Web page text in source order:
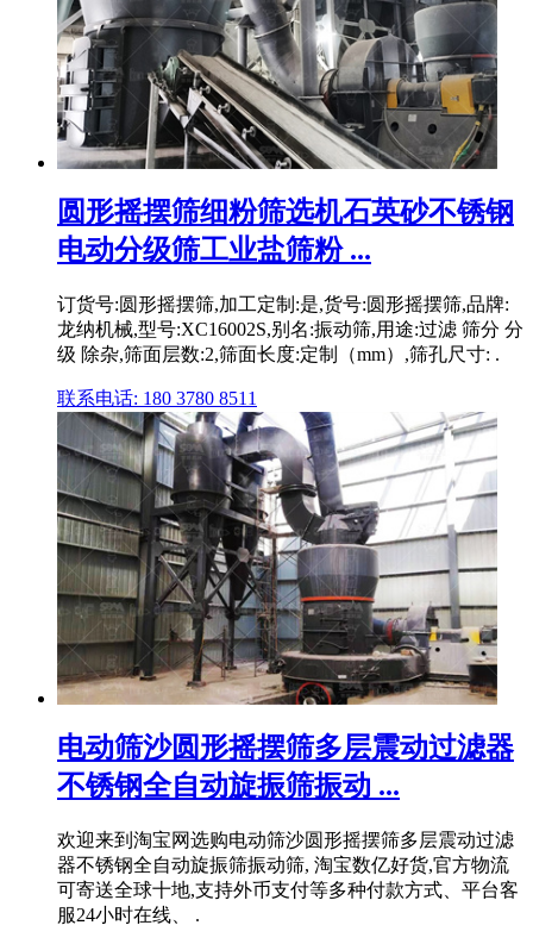
圆形摇摆筛细粉筛选机石英砂不锈钢
电动分级筛工业盐筛粉 ...
订货号:圆形摇摆筛,加工定制:是,货号:圆形摇摆筛,品牌:
龙纳机械,型号:XC16002S,别名:振动筛,用途:过滤 筛分 分
级 除杂,筛面层数:2,筛面长度:定制（mm）,筛孔尺寸: .
联系电话: 180 3780 8511
电动筛沙圆形摇摆筛多层震动过滤器
不锈钢全自动旋振筛振动 ...
欢迎来到淘宝网选购电动筛沙圆形摇摆筛多层震动过滤
器不锈钢全自动旋振筛振动筛, 淘宝数亿好货,官方物流
可寄送全球十地,支持外币支付等多种付款方式、平台客
服24小时在线、 .